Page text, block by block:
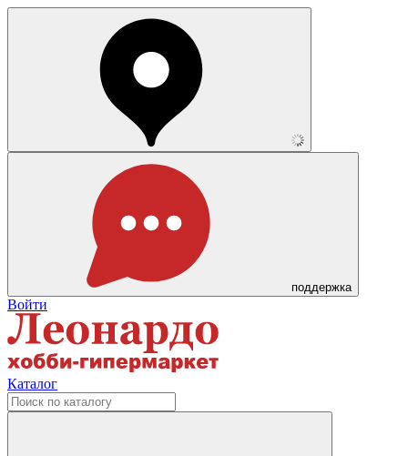
поддержка
Войти
Каталог